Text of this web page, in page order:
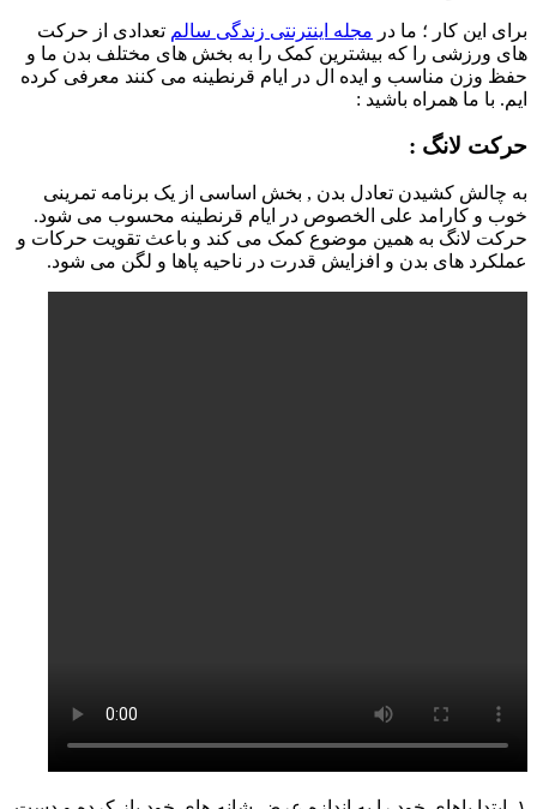
برای این کار ؛ ما در مجله اینترنتی زندگی سالم تعدادی از حرکت
های ورزشی را که بیشترین کمک را به بخش های مختلف بدن ما و
حفظ وزن مناسب و ایده ال در ایام قرنطینه می کنند معرفی کرده
ایم. با ما همراه باشید :
حرکت لانگ :
به چالش کشیدن تعادل بدن , بخش اساسی از یک برنامه تمرینی
خوب و کارامد علی الخصوص در ایام قرنطینه محسوب می شود.
حرکت لانگ به همین موضوع کمک می کند و باعث تقویت حرکات و
عملکرد های بدن و افزایش قدرت در ناحیه پاها و لگن می شود.